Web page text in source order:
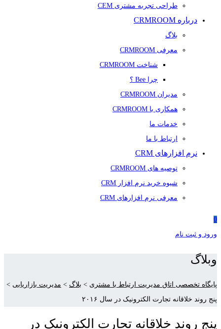
طراحی تجربه مشتری CEM
درباره CRMROOM
بلاگ
معرفی CRMROOM
شناخت CRMROOM
چرا Bee ؟
مدیران CRMROOM
همکاری با CRMROOM
خدمات ما
ارتباط با ما
نرم افزارهای CRM
توصیه های CRMROOM
شیوه خرید نرم افزار CRM
معرفی نرم افزارهای CRM
0
ورود و ثبت نام
وبلاگ
پایگاه تخصصی اتاق مدیریت ارتباط با مشتری > بلاگ > مدیریت بازاریابی >
پنج روند خلاقانه تجارت الکترونیک در سال ۲۰۱۶
پنج روند خلاقانه تجارت الکترونیک در